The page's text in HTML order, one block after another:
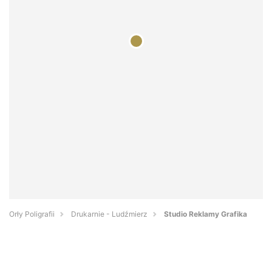
Orły Poligrafii Drukarnie - Ludźmierz Studio Reklamy Grafika